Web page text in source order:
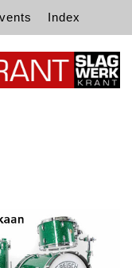
Index